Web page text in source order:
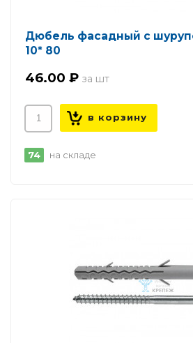
Дюбель фасадный с
10* 80
46.00 ₽
74 на складе